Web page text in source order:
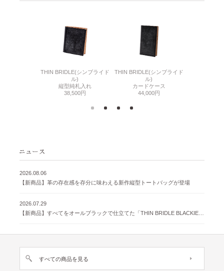
THIN BRIDLE(シンブライド
ル)
縦型純札入れ
38,500円
THIN BRIDLE(シンブライド
ル)
カードケース
44,000円
2026.08.06
【新商品】革の存在感を存分に味わえる新作縦型トートバッグが登場
2026.07.29
すべての商品を見る